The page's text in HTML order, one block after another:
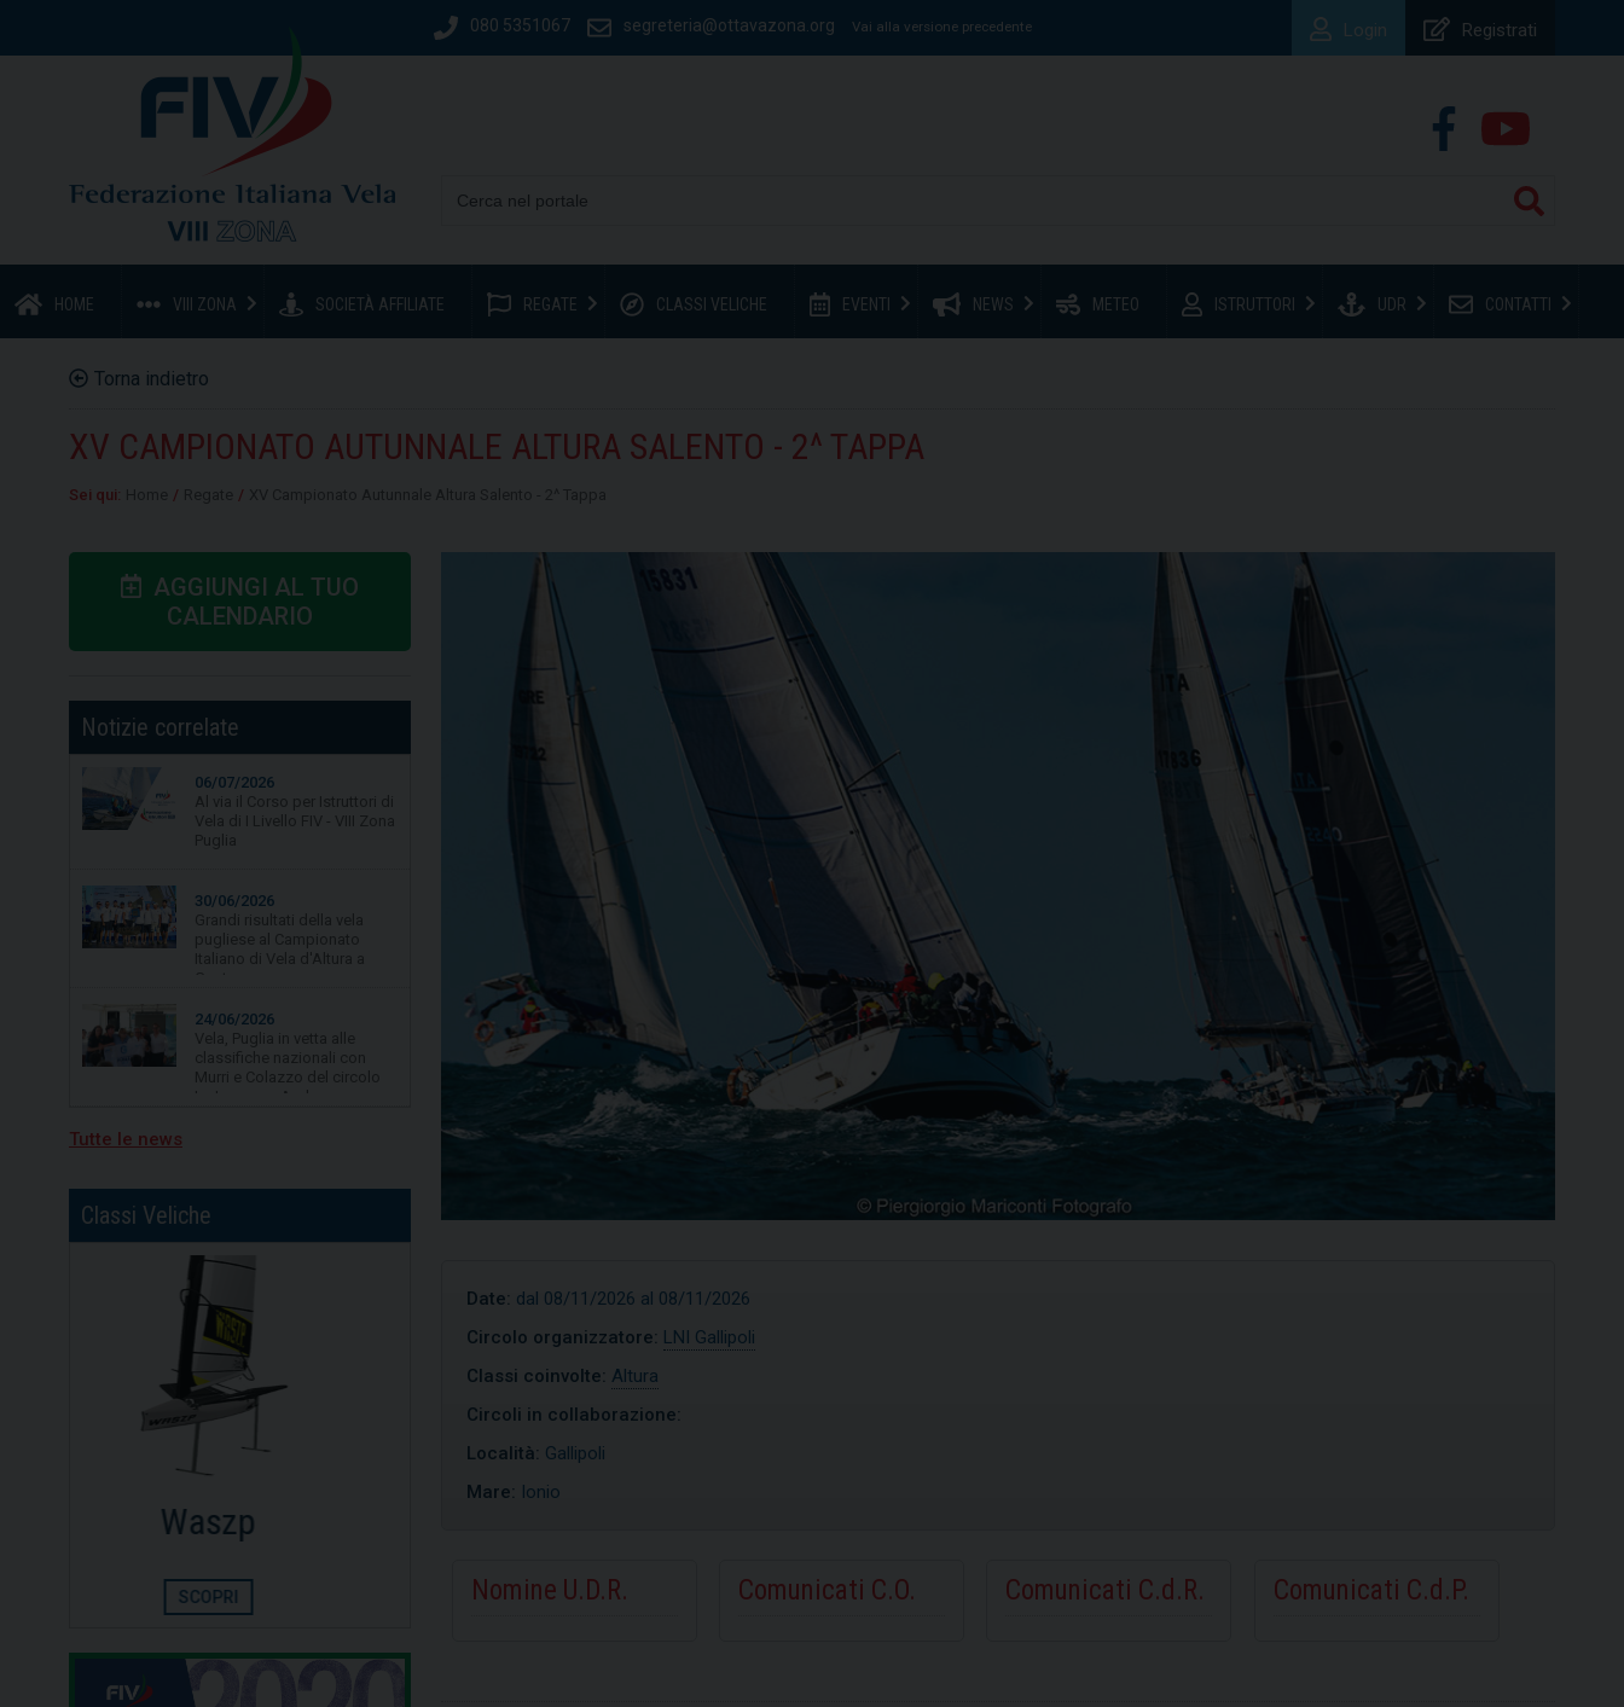
080 5351067 segreteria@ottavazona.org Vai alla versione precedente Registrati
Login
HOME VIII ZONA SOCIETÀ AFFILIATE REGATE CLASSI VELICHE EVENTI NEWS METEO ISTRUTTORI UDR CONTATTI
Torna indietro
XV CAMPIONATO AUTUNNALE ALTURA SALENTO - 2^ TAPPA
Sei qui: / /
AGGIUNGI AL TUO
CALENDARIO
Notizie correlate
06/07/2026
regata Brindisi-Valona
Tutte le news
Classi Veliche
Dinghy
SCOPRI SCOPRI SCOPRI SCOPRI
Date: dal 08/11/2026 al 08/11/2026
Circolo organizzatore: LNI Gallipoli
Classi coinvolte: Altura
Circoli in collaborazione:
Località: Gallipoli
Mare: Ionio
Nomine U.D.R. Comunicati C.O. Comunicati C.d.R. Comunicati C.d.P.